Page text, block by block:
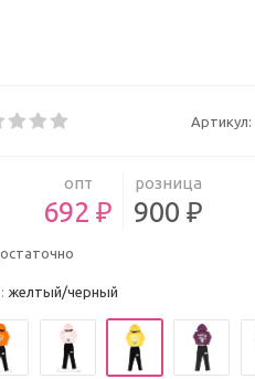
Артикул:
опт
692 ₽
розница
900 ₽
желтый/черный